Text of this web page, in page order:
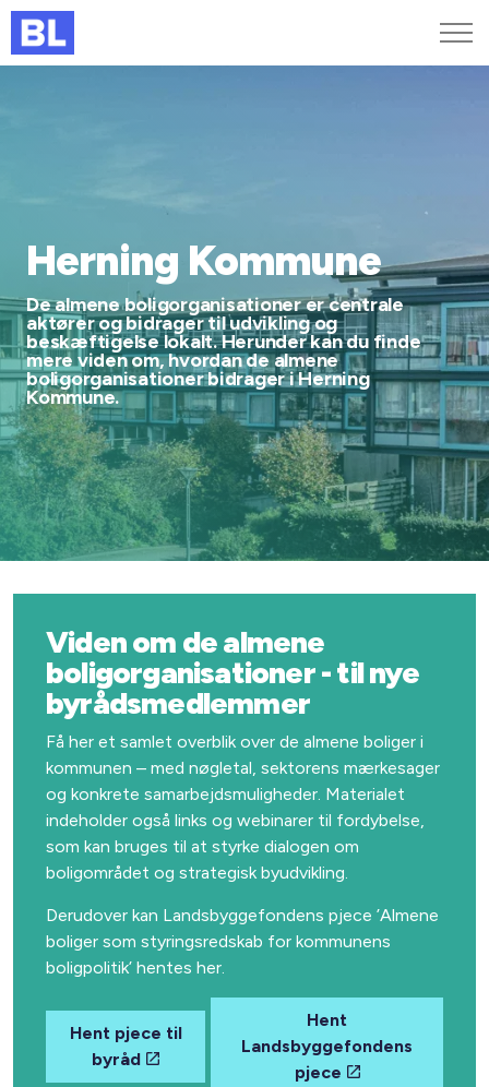
Herning Kommune
De almene boligorganisationer er centrale
aktører og bidrager til udvikling og
beskæftigelse lokalt. Herunder kan du finde
mere viden om, hvordan de almene
boligorganisationer bidrager i Herning
Kommune.
Viden om de almene
boligorganisationer - til nye
byrådsmedlemmer
Få her et samlet overblik over de almene boliger i
kommunen – med nøgletal, sektorens mærkesager
og konkrete samarbejdsmuligheder. Materialet
indeholder også links og webinarer til fordybelse,
som kan bruges til at styrke dialogen om
boligområdet og strategisk byudvikling.
Derudover kan Landsbyggefondens pjece ’Almene
boliger som styringsredskab for kommunens
boligpolitik’ hentes her.
Hent pjece til
byråd
Hent
Landsbyggefondens
pjece